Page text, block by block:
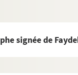
signée de